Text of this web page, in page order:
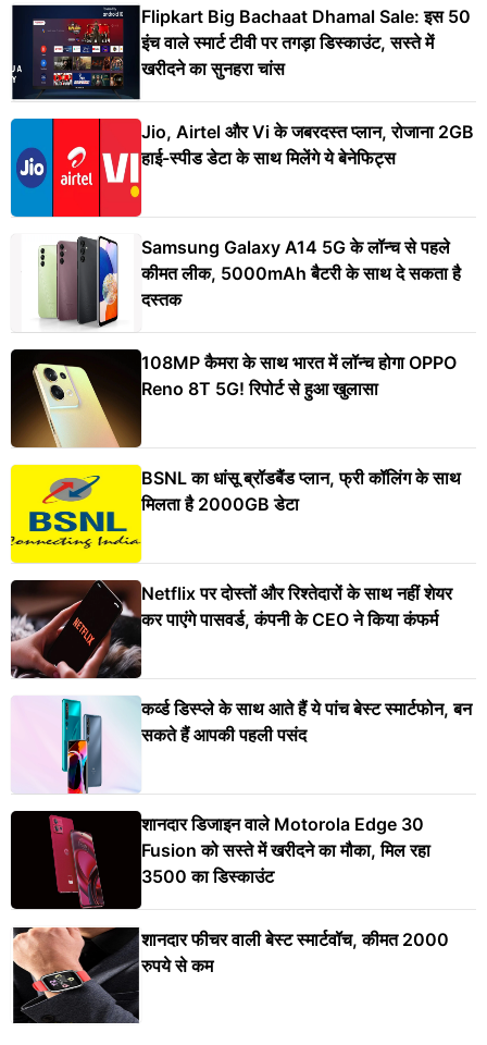
Flipkart Big Bachaat Dhamal Sale: इस 50
इंच वाले स्मार्ट टीवी पर तगड़ा डिस्काउंट, सस्ते में
खरीदने का सुनहरा चांस
Jio, Airtel और Vi के जबरदस्त प्लान, रोजाना 2GB
हाई-स्पीड डेटा के साथ मिलेंगे ये बेनेफिट्स
Samsung Galaxy A14 5G के लॉन्च से पहले
कीमत लीक, 5000mAh बैटरी के साथ दे सकता है
दस्तक
108MP कैमरा के साथ भारत में लॉन्च होगा OPPO
Reno 8T 5G! रिपोर्ट से हुआ खुलासा
BSNL का धांसू ब्रॉडबैंड प्लान, फ्री कॉलिंग के साथ
मिलता है 2000GB डेटा
Netflix पर दोस्तों और रिश्तेदारों के साथ नहीं शेयर
कर पाएंगे पासवर्ड, कंपनी के CEO ने किया कंफर्म
कर्व्ड डिस्प्ले के साथ आते हैं ये पांच बेस्ट स्मार्टफोन, बन
सकते हैं आपकी पहली पसंद
शानदार डिजाइन वाले Motorola Edge 30
Fusion को सस्ते में खरीदने का मौका, मिल रहा
3500 का डिस्काउंट
शानदार फीचर वाली बेस्ट स्मार्टवॉच, कीमत 2000
रुपये से कम